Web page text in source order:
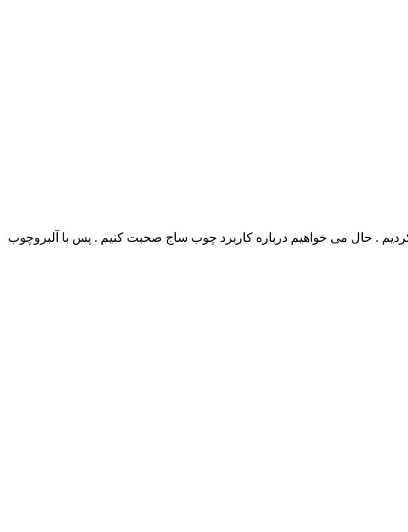
. حال می خواهیم درباره کاربرد چوب ساج صحبت کنیم . پس با آلبروچوب